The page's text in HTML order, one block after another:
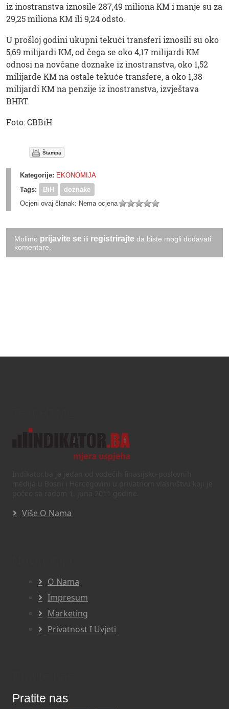
iz inostranstva iznosile 287,49 miliona KM i manje su za
29,25 miliona KM ili 9,24 odsto.
U prošloj godini ukupni tekući transferi iznosili su oko
5,69 milijardi KM, od čega se oko 4,17 milijardi KM
odnosi na novčane doznake iz inostranstva, oko 1,52
milijarde KM na ostale tekuće transfere, a oko 1,38
milijardi KM na penzije iz inostranstva, izvještava
BHRT.
Foto: CBBiH
Štampa
Kategorije: EKONOMIJA
Tags:
BiH
doznake
Ocjeni ovaj članak: Nema ocjena
Molimo prijavite se ili registrirajte da biste mogli dodavati
komentare.
Više O Nama
O Nama
Impresum
Marketing
Privatnost I Uvjeti
Pratite nas